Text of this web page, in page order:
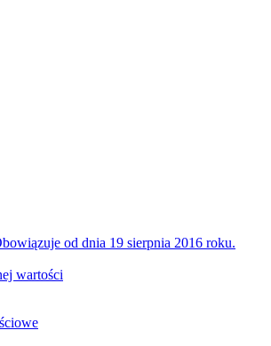
od dnia 19 sierpnia 2016 roku.
wartości